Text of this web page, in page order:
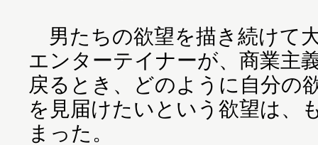
男たちの欲望を描き続けて
エンターテイナーが、商業主
戻るとき、どのように自分の
を見届けたいという欲望は、
まった。